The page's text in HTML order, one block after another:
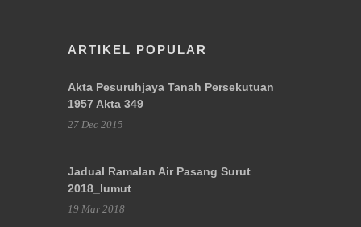
ARTIKEL POPULAR
Akta Pesuruhjaya Tanah Persekutuan
1957 Akta 349
27 Dec 2015
Jadual Ramalan Air Pasang Surut
2018_lumut
19 Mar 2018